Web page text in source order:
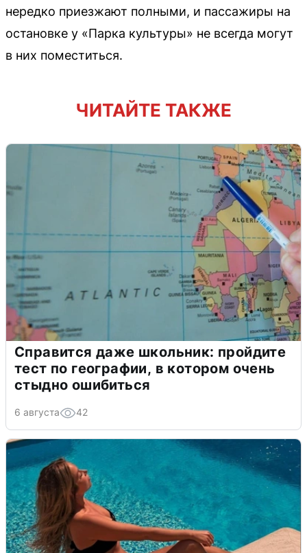
нередко приезжают полными, и пассажиры на
остановке у «Парка культуры» не всегда могут
в них поместиться.
ЧИТАЙТЕ ТАКЖЕ
Справится даже школьник: пройдите
тест по географии, в котором очень
стыдно ошибиться
6 августа 42